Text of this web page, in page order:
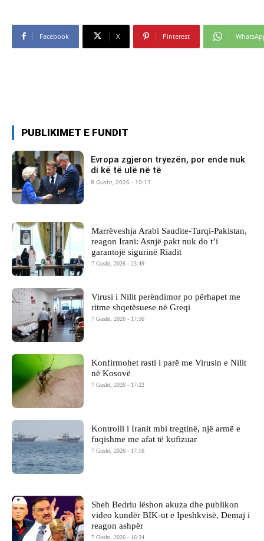
Facebook X Pinterest
PUBLIKIMET E FUNDIT
Evropa zgjeron tryezën, por ende nuk
di kë të ulë në të
8 Gusht, 2026 - 10:13
Marrëveshja Arabi Saudite-Turqi-Pakistan,
reagon Irani: Asnjë pakt nuk do t’i
garantojë sigurinë Riadit
7 Gusht, 2026 - 23:49
Virusi i Nilit perëndimor po përhapet me
ritme shqetësuese në Greqi
7 Gusht, 2026 - 17:56
Konfirmohet rasti i parë me Virusin e Nilit
në Kosovë
7 Gusht, 2026 - 17:22
Kontrolli i Iranit mbi tregtinë, një armë e
fuqishme me afat të kufizuar
7 Gusht, 2026 - 17:16
Sheh Bedriu lëshon akuza dhe publikon
video kundër BIK-ut e Ipeshkvisë, Demaj i
reagon ashpër
7 Gusht, 2026 - 16:24